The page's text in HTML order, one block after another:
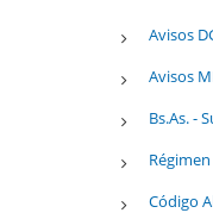
Avisos
Avisos
Bs.As. -
Código